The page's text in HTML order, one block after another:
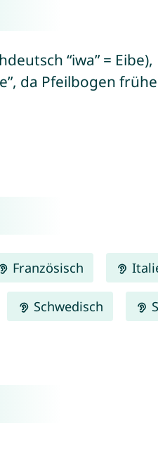
“iwa” = Eibe),
da Pfeilbogen
Französisch
Schwedisch